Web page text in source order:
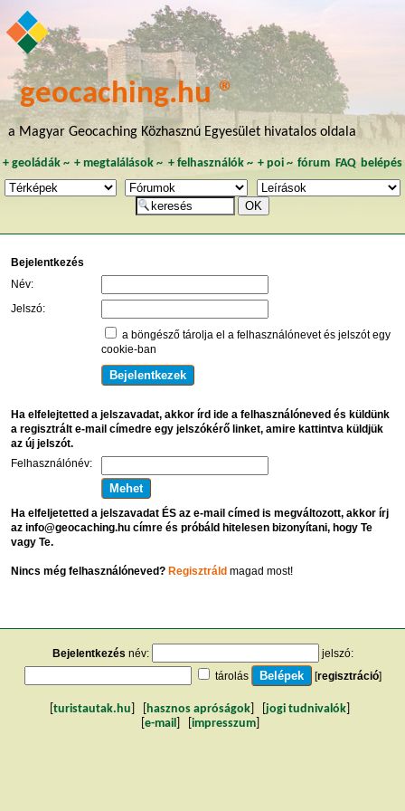
geocaching.hu ®
a Magyar Geocaching Közhasznú Egyesület hivatalos oldala
+ geoládák~ +megtalálások ~ + felhasználók~ + poi~ fórum FAQ belépés
Bejelentkezés
Név:
Jelszó:
a böngésző tárolja el a felhasználónevet és jelszót egy
cookie-ban
Ha elfelejtetted a jelszavadat, akkor írd ide a felhasználóneved és küldünk
a regisztrált e-mail címedre egy jelszókérő linket, amire kattintva küldjük
az új jelszót.
Felhasználónév:
Ha elfeljetetted a jelszavadat ÉS az e-mail címed is megváltozott, akkor írj
az info@geocaching.hu címre és próbáld hitelesen bizonyítani, hogy Te
vagy Te.
Nincs még felhasználóneved? Regisztráldmagad most!
Bejelentkezés név:
jelszó:
tárolás
[regisztráció]
turistautak.hu hasznos apróságok jogi tudnivalók
e-mail impresszum]